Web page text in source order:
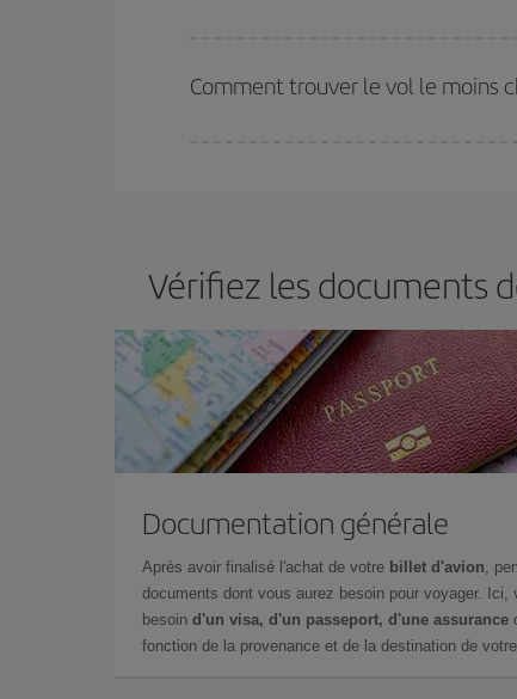
Comment trouver le vol le moins
Vérifiez les documents
Documentation générale
Après avoir finalisé l'achat de votre billet d'avion ,
documents dont vous aurez besoin pour voyager.
besoin d'un visa, d'un passeport, d'une assurance
fonction de la provenance et de la destination de votre